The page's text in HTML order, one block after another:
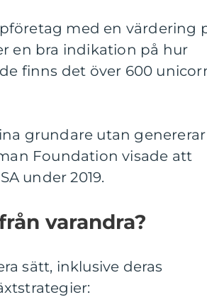
med en värdering
en bra indikation på hur
finns det över 600
grundare utan genererar
Foundation visade att
under 2019.
varandra?
sätt, inklusive deras